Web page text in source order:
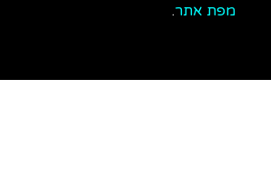
מפת אתר.